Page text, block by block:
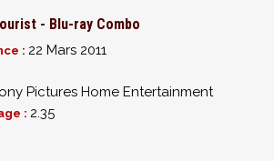
- Blu-ray Combo
: 22 Mars 2011
Pictures Home Entertainment
: 2.35